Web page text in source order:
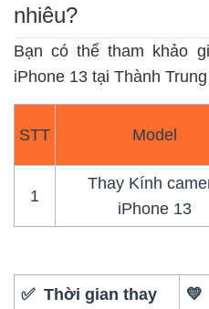
nhiêu?
Bạn có thể tham khảo
iPhone 13 tại Thành
STT Model
1
Thay Kính
iPhone 13
✅ Thời gian thay 💛